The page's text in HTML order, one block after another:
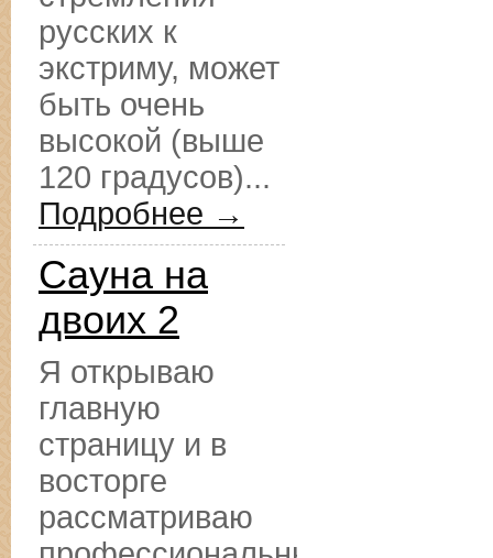
русских к
экстриму, может
быть очень
высокой (выше
120 градусов)...
Подробнее →
Сауна на
двоих 2
Я открываю
главную
страницу и в
восторге
рассматриваю